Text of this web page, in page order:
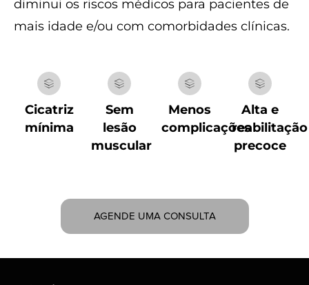
diminui os riscos médicos para pacientes de
mais idade e/ou com comorbidades clínicas.
Cicatriz
mínima
Sem
lesão
muscular
Menos
complicações
Alta e
reabilitação
precoce
AGENDE UMA CONSULTA